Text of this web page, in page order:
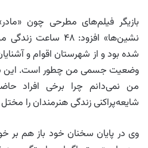
بازیگر فیلم‌های مطرحی چون
نشین‌ها» افزود: ۴۸
شده بود و از شهرستان اقوام و
وضعیت جسمی من چطور است. این
من نمی‌دانم چرا برخی افراد
شایعه‌پراکنی زندگی هنرمندان را
وی در پایان سخنان خود باز هم بر